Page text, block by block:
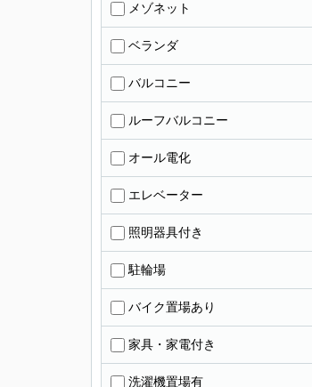
メゾネット
ベランダ
バルコニー
ルーフバルコニー
オール電化
エレベーター
照明器具付き
駐輪場
バイク置場あり
家具・家電付き
洗濯機置場有